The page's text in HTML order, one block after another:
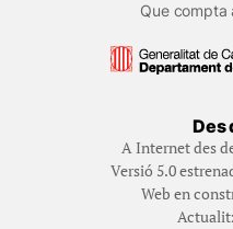
Que compta
Des
A Internet des
Versió 5.0
Web en